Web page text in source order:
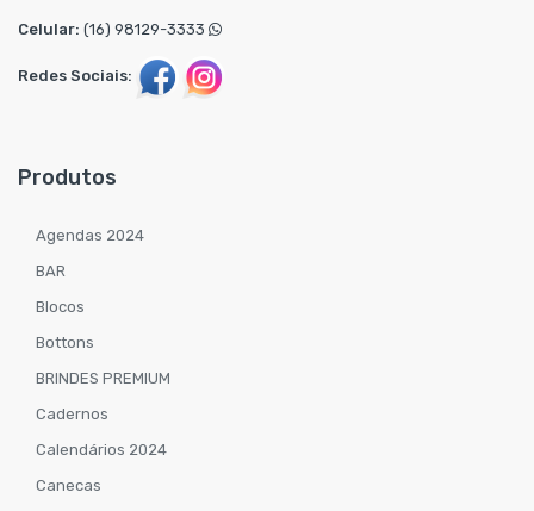
Celular: (16) 98129-3333
Redes Sociais:
Produtos
Agendas 2024
BAR
Blocos
Bottons
BRINDES PREMIUM
Cadernos
Calendários 2024
Canecas